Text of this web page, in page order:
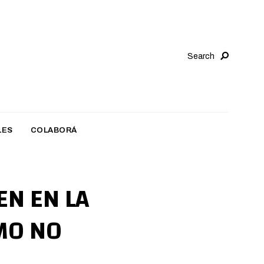
Search
COLABORÁ
EN LA
NO